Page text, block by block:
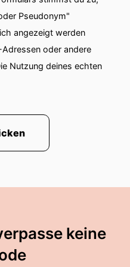
physisch im
eigentlich
auch noch Teil dieser
vor zwei, drei ...
Leuten, die unsere
gesehen haben.
Pseudonym"
angezeigt werden
oder andere
Nutzung deines echten
keine